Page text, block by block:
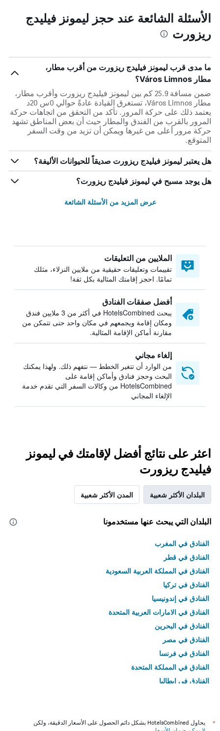
الأسئلة الشائعة عند حجز ليمونز فيليدج
ريزورت
ما مدى قرب ليمونز فيليدج ريزورت من أقرب مطار،
مطار Város Limnos؟
ضمن مسافة 25.9 كم بين ليمونز فيليدج ريزورت وأقرب مطار،
مطار Város Limnos، تستغرق القيادة عادةً حوالي 0س 20د
يعتمد ذلك على حركة المرور. تأكد من التحقق من اتجاهات حركة
المرور بالقرب من الفندق والمطار حيث أن بعض المناطق تشهد
حركة مرور أعلى من غيرها ويمكن أن تزيد من وقت السفر
المتوقع.
هل يعتبر ليمونز فيليدج ريزورت صديقاً للحيوانات الأليفة؟
هل يوجد مسبح في ليمونز فيليدج ريزورت؟
عرض المزيد من الأسئلة الشائعة
الملايين من التعليقات
تقييمات وتعليقات حقيقية من ملايين النزلاء، مثلك
تمامًا. احجز إقامتك المثالية بكل ثقة!
أفضل صفقات الفنادق
يبحث HotelsCombined في أكثر من 3 ملايين فندق
ومكان إقامة ويجمعهم في مكان واحد حتى تتمكن من
مقارنة أماكن الإقامة المثالية.
إلغاء مجاني
من الوارد أن تتغير الخطط — نتفهم ذلك. ولهذا يمكنك
البحث وحجز فنادق وأماكن إقامة على
HotelsCombined من وكالات السفر التي تقدم خدمة
الإلغاء المجاني
اعثر على نتائج أفضل لإقامتك في ليمونز
فيليدج ريزورت
البلدان الأكثر شعبية المدن الأكثر شعبية
البلدان التي يبحث عنها مستخدمونا
الفنادق في المغرب
الفنادق في قطر
الفنادق في المملكة العربية السعودية
الفنادق في تركيا
الفنادق في إندونيسيا
الفنادق في الامارات العربية المتحدة
الفنادق في البحرين
الفنادق في مصر
الفنادق في فرنسا
الفنادق في المملكة المتحدة
الفنادق في إيطاليا
*
يحاول HotelsCombined بشكل دائم الحصول على الأسعار الدقيقة، ولكن